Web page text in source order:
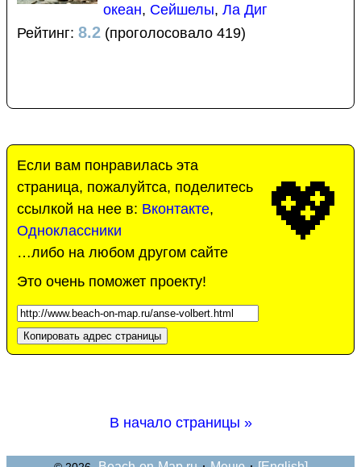
океан, Сейшелы, Ла Диг
Рейтинг: 8.2 (проголосовало 419)
💖
Если вам понравилась эта
страница, пожалуйтса, поделитесь
ссылкой на нее в: Вконтакте,
Одноклассники
…либо на любом другом сайте
Это очень поможет проекту!
Копировать адрес страницы
В начало страницы »